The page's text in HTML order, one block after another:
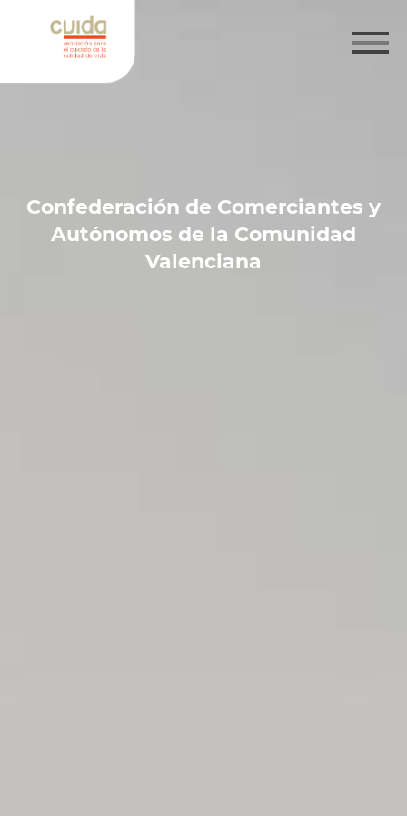
Confederación de Comerciantes y
Autónomos de la Comunidad
Valenciana